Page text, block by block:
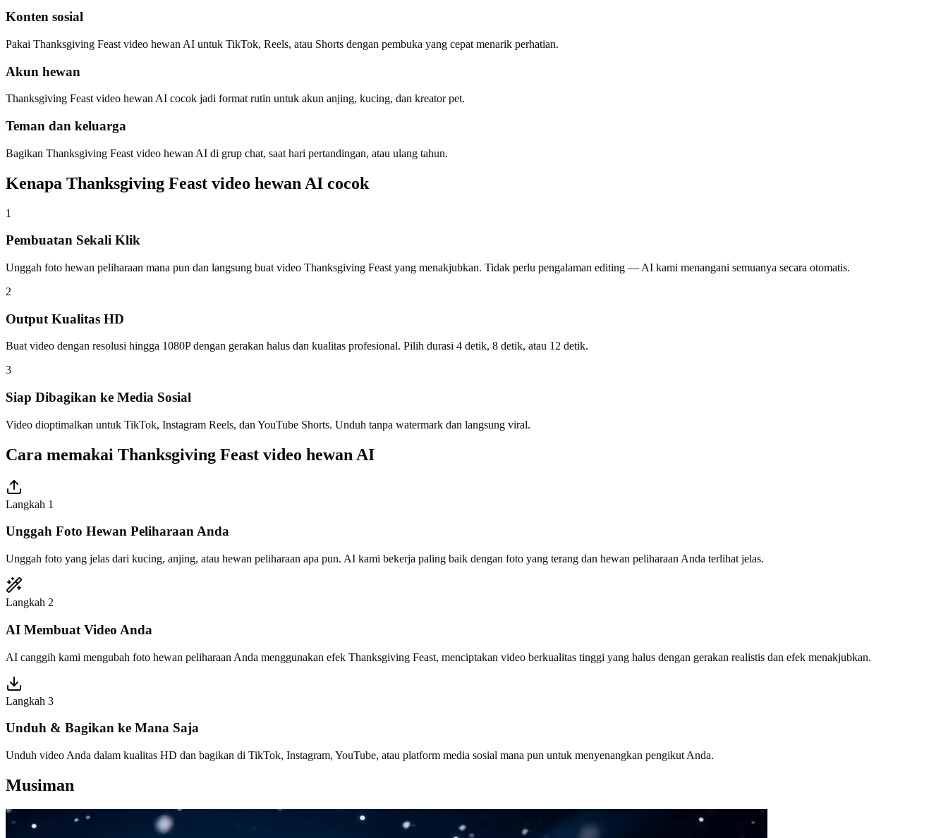
Konten sosial
Pakai Thanksgiving Feast video hewan AI untuk TikTok, Reels, atau Shorts dengan pembuka yang cepat menarik perhatian.
Akun hewan
Thanksgiving Feast video hewan AI cocok jadi format rutin untuk akun anjing, kucing, dan kreator pet.
Teman dan keluarga
Bagikan Thanksgiving Feast video hewan AI di grup chat, saat hari pertandingan, atau ulang tahun.
Kenapa Thanksgiving Feast video hewan AI cocok
1
Pembuatan Sekali Klik
Unggah foto hewan peliharaan mana pun dan langsung buat video Thanksgiving Feast yang menakjubkan. Tidak perlu pengalaman editing — AI kami menangani semuanya secara otomatis.
2
Output Kualitas HD
Buat video dengan resolusi hingga 1080P dengan gerakan halus dan kualitas profesional. Pilih durasi 4 detik, 8 detik, atau 12 detik.
3
Siap Dibagikan ke Media Sosial
Video dioptimalkan untuk TikTok, Instagram Reels, dan YouTube Shorts. Unduh tanpa watermark dan langsung viral.
Cara memakai Thanksgiving Feast video hewan AI
Langkah 1
Unggah Foto Hewan Peliharaan Anda
Unggah foto yang jelas dari kucing, anjing, atau hewan peliharaan apa pun. AI kami bekerja paling baik dengan foto yang terang dan hewan peliharaan Anda terlihat jelas.
Langkah 2
AI Membuat Video Anda
AI canggih kami mengubah foto hewan peliharaan Anda menggunakan efek Thanksgiving Feast, menciptakan video berkualitas tinggi yang halus dengan gerakan realistis dan efek menakjubkan.
Langkah 3
Unduh & Bagikan ke Mana Saja
Unduh video Anda dalam kualitas HD dan bagikan di TikTok, Instagram, YouTube, atau platform media sosial mana pun untuk menyenangkan pengikut Anda.
Musiman